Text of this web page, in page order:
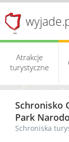
Atrakcje
turystyczne
Schronisko
Park
Schroniska